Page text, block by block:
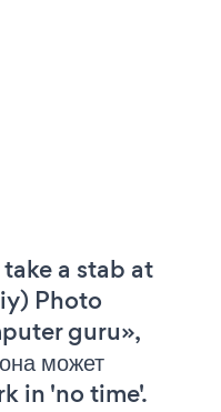
take a stab at
Photo
guru»,
может
in 'no time'.